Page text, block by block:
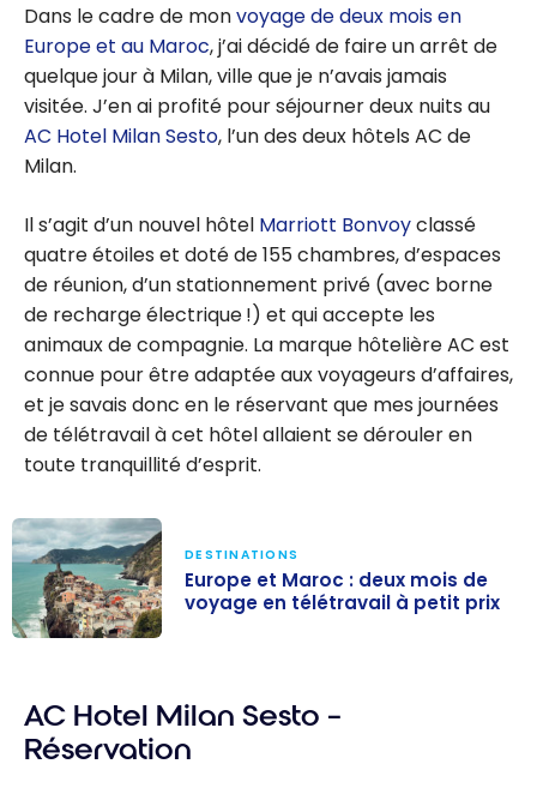
Dans le cadre de monvoyage de deux mois en
Europe et au Maroc, j’ai décidé de faire un arrêt de
quelque jour à Milan, ville que je n’avais jamais
visitée. J’en ai profité pour séjourner deux nuits au
AC Hotel Milan Sesto, l’un des deux hôtels AC de
Milan.
Il s’agit d’un nouvel hôtel Marriott Bonvoyclassé
quatre étoiles et doté de 155 chambres, d’espaces
de réunion, d’un stationnement privé (avec borne
de recharge électrique !) et qui accepte les
animaux de compagnie. La marque hôtelière AC est
connue pour être adaptée aux voyageurs d’affaires,
et je savais donc en le réservant que mes journées
de télétravail à cet hôtel allaient se dérouler en
toute tranquillité d’esprit.
mois de voyage
en télétravail à
DESTINATIONS
Europe et Maroc : deux mois de
voyage en télétravail à petit prix
AC Hotel Milan Sesto –
Réservation